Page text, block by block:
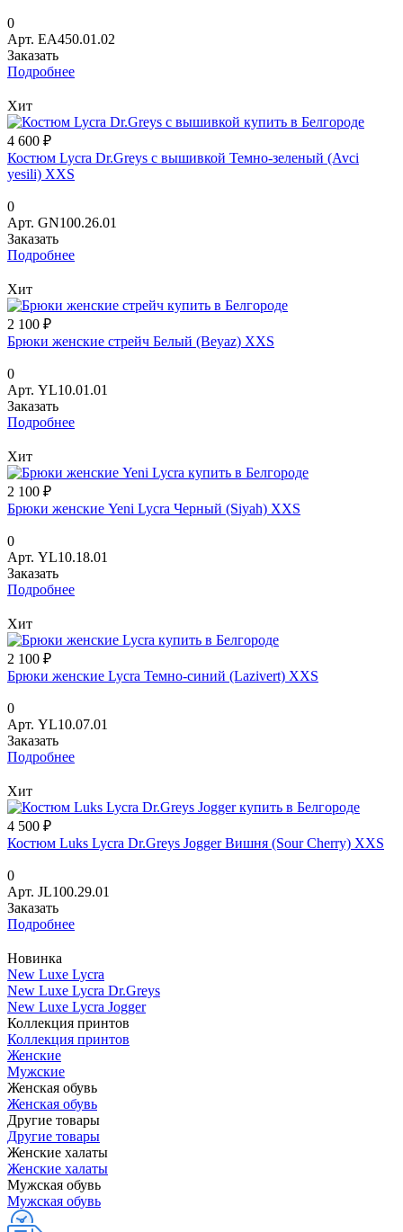
0
Арт. EA450.01.02
Заказать
Подробнее
Хит
4 600 ₽
Костюм Lycra Dr.Greys с вышивкой Темно-зеленый (Avci
yesili) XXS
0
Арт. GN100.26.01
Заказать
Подробнее
Хит
2 100 ₽
Брюки женские стрейч Белый (Beyaz) XXS
0
Арт. YL10.01.01
Заказать
Подробнее
Хит
2 100 ₽
Брюки женские Yeni Lycra Черный (Siyah) XXS
0
Арт. YL10.18.01
Заказать
Подробнее
Хит
2 100 ₽
Брюки женские Lycra Темно-синий (Lazivert) XXS
0
Арт. YL10.07.01
Заказать
Подробнее
Хит
4 500 ₽
Костюм Luks Lycra Dr.Greys Jogger Вишня (Sour Cherry) XXS
0
Арт. JL100.29.01
Заказать
Подробнее
Новинка
New Luxe Lycra
New Luxe Lycra Dr.Greys
New Luxe Lycra Jogger
Коллекция принтов
Коллекция принтов
Женские
Мужские
Женская обувь
Женская обувь
Другие товары
Другие товары
Женские халаты
Женские халаты
Мужская обувь
Мужская обувь